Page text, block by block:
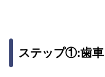
ステップ①:歯車